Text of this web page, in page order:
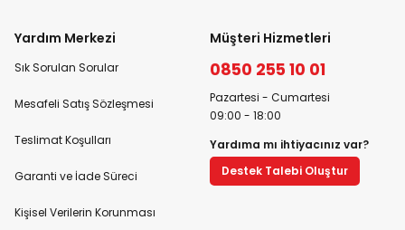
Yardım Merkezi
Sık Sorulan Sorular
Mesafeli Satış Sözleşmesi
Teslimat Koşulları
Garanti ve İade Süreci
Kişisel Verilerin Korunması
Müşteri Hizmetleri
0850 255 10 01
Pazartesi - Cumartesi
09:00 - 18:00
Yardıma mı ihtiyacınız var?
Destek Talebi Oluştur